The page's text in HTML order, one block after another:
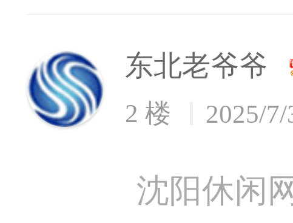
东北老爷爷
2 楼 2025/
沈阳休闲